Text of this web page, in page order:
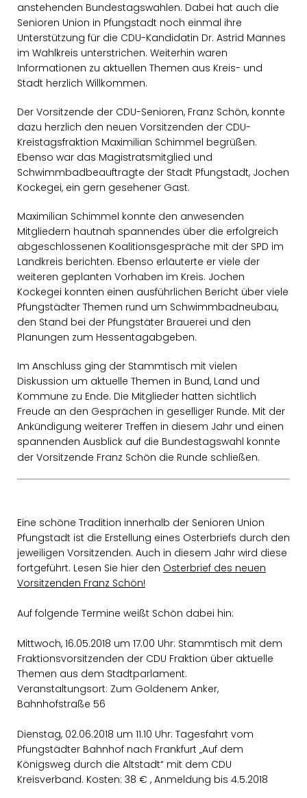
anstehenden Bundestagswahlen. Dabei hat auch die
Senioren Union in Pfungstadt noch einmal ihre
Unterstützung für die CDU-Kandidatin Dr. Astrid Mannes
im Wahlkreis unterstrichen. Weiterhin waren
Informationen zu aktuellen Themen aus Kreis- und
Stadt herzlich Willkommen.
Der Vorsitzende der CDU-Senioren, Franz Schön, konnte
dazu herzlich den neuen Vorsitzenden der CDU-
Kreistagsfraktion Maximilian Schimmel begrüßen.
Ebenso war das Magistratsmitglied und
Schwimmbadbeauftragte der Stadt Pfungstadt, Jochen
Kockegei, ein gern gesehener Gast.
Maximilian Schimmel konnte den anwesenden
Mitgliedern hautnah spannendes über die erfolgreich
abgeschlossenen Koalitionsgespräche mit der SPD im
Landkreis berichten. Ebenso erläuterte er viele der
weiteren geplanten Vorhaben im Kreis. Jochen
Kockegei konnten einen ausführlichen Bericht über viele
Pfungstädter Themen rund um Schwimmbadneubau,
den Stand bei der Pfungstäter Brauerei und den
Planungen zum Hessentagabgeben.
Im Anschluss ging der Stammtisch mit vielen
Diskussion um aktuelle Themen in Bund, Land und
Kommune zu Ende. Die Mitglieder hatten sichtlich
Freude an den Gesprächen in geselliger Runde. Mit der
Ankündigung weiterer Treffen in diesem Jahr und einen
spannenden Ausblick auf die Bundestagswahl konnte
der Vorsitzende Franz Schön die Runde schließen.
Eine schöne Tradition innerhalb der Senioren Union
Pfungstadt ist die Erstellung eines Osterbriefs durch den
jeweiligen Vorsitzenden. Auch in diesem Jahr wird diese
fortgeführt. Lesen Sie hier den Osterbrief des neuen
Vorsitzenden Franz Schön!
Auf folgende Termine weißt Schön dabei hin:
Mittwoch, 16.05.2018 um 17.00 Uhr: Stammtisch mit dem
Fraktionsvorsitzenden der CDU Fraktion über aktuelle
Themen aus dem Stadtparlament.
Veranstaltungsort: Zum Goldenem Anker,
Bahnhofstraße 56
Dienstag, 02.06.2018 um 11.10 Uhr: Tagesfahrt vom
Pfungstädter Bahnhof nach Frankfurt „Auf dem
Königsweg durch die Altstadt“ mit dem CDU
Kreisverband. Kosten: 38 € , Anmeldung bis 4.5.2018